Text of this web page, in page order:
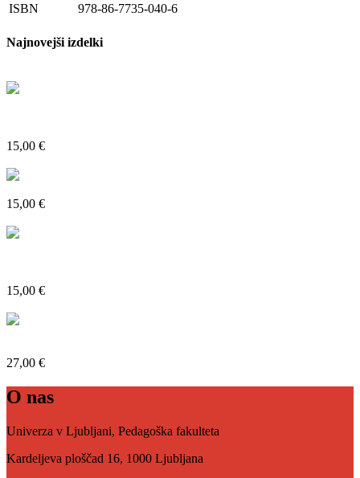
ISBN
978-86-7735-040-6
Najnovejši izdelki
15,00 €
15,00 €
15,00 €
27,00 €
O nas
Univerza v Ljubljani, Pedagoška fakulteta
Kardeljeva ploščad 16, 1000 Ljubljana